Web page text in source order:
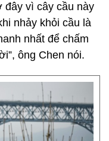
đây vì cây cầu này
nhảy khỏi cầu là
nhất để chấm
ông Chen nói.